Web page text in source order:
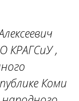
КРАГСиУ ,
Коми